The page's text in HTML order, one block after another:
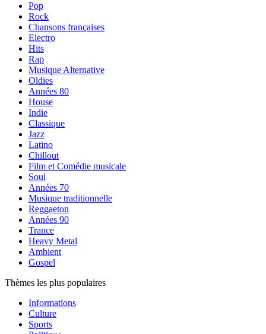
Pop
Rock
Chansons françaises
Electro
Hits
Rap
Musique Alternative
Oldies
Années 80
House
Indie
Classique
Jazz
Latino
Chillout
Film et Comédie musicale
Soul
Années 70
Musique traditionnelle
Reggaeton
Années 90
Trance
Heavy Metal
Ambient
Gospel
Thèmes les plus populaires
Informations
Culture
Sports